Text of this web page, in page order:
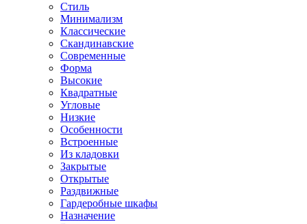
Стиль
Минимализм
Классические
Скандинавские
Современные
Форма
Высокие
Квадратные
Угловые
Низкие
Особенности
Встроенные
Из кладовки
Закрытые
Открытые
Раздвижные
Гардеробные шкафы
Назначение